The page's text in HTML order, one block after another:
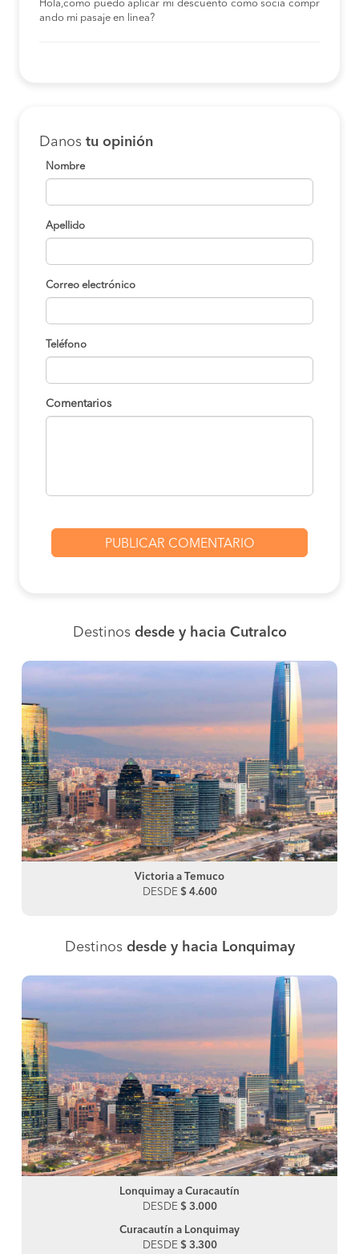
Hola,como puedo aplicar mi descuento como socia compr
ando mi pasaje en linea?
Danos tu opinión
Nombre
Apellido
Correo electrónico
Teléfono
Comentarios
Destinos desde y hacia Cutralco
Victoria a Temuco
DESDE $ 4.600
Destinos desde y hacia Lonquimay
Lonquimay a Curacautín
DESDE $ 3.000
Curacautín a Lonquimay
DESDE $ 3.300